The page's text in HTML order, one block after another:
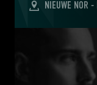
NIEUWE NOR